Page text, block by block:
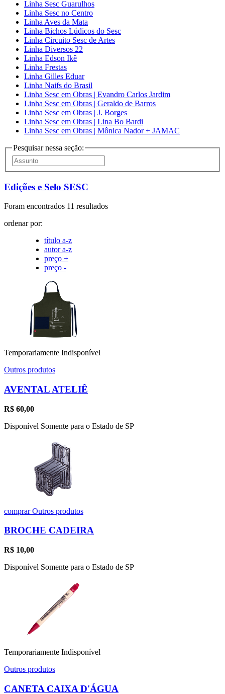
Linha Sesc Guarulhos
Linha Sesc no Centro
Linha Aves da Mata
Linha Bichos Lúdicos do Sesc
Linha Circuito Sesc de Artes
Linha Diversos 22
Linha Edson Ikê
Linha Frestas
Linha Gilles Eduar
Linha Naifs do Brasil
Linha Sesc em Obras | Evandro Carlos Jardim
Linha Sesc em Obras | Geraldo de Barros
Linha Sesc em Obras | J. Borges
Linha Sesc em Obras | Lina Bo Bardi
Linha Sesc em Obras | Mônica Nador + JAMAC
Pesquisar nessa seção:
Edições e Selo SESC
Foram encontrados 11 resultados
ordenar por:
título a-z
autor a-z
preço +
preço -
Temporariamente Indisponível
Outros produtos
AVENTAL ATELIÊ
R$ 60,00
Disponível Somente para o Estado de SP
comprarOutros produtos
BROCHE CADEIRA
R$ 10,00
Disponível Somente para o Estado de SP
Temporariamente Indisponível
Outros produtos
CANETA CAIXA D'ÁGUA